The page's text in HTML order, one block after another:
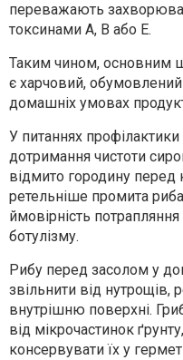
переважають
токсинами А, В або Е.
Таким чином, основним
є харчовий,
домашніх умовах
У питаннях
дотримання чистоти
відмито городину
ретельніше промита
ймовірність
ботулізму.
Рибу перед засолом у
звільнити від
внутрішню поверхні.
від мікрочастинок
консервувати їх у